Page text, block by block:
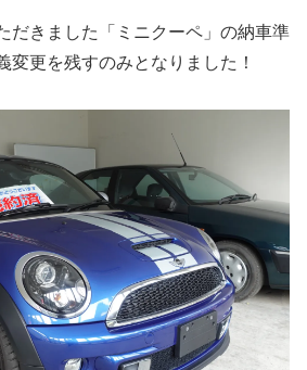
だきました「ミニクーペ」の納車準
変更を残すのみとなりました！